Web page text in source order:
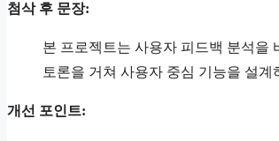
첨삭 후 문장:
본 프로젝트는 사용자 피드백 분석을
토론을 거쳐 사용자 중심 기능을 설계
개선 포인트: